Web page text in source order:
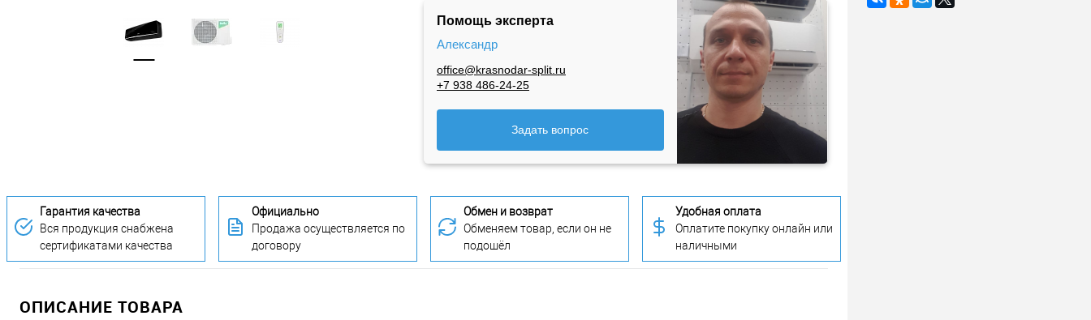
Помощь эксперта
Александр
office@krasnodar-split.ru
+7 938 486-24-25
Задать вопрос
Гарантия качества
Вся продукция снабжена
сертификатами качества
Официально
Продажа осуществляется по
договору
Обмен и возврат
Обменяем товар, если он не
подошёл
Удобная оплата
Оплатите покупку онлайн или
наличными
ОПИСАНИЕ ТОВАРА